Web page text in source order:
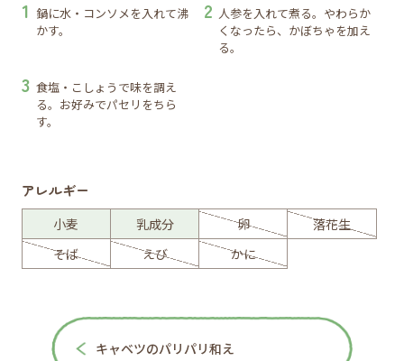
鍋に水・コンソメを入れて沸
かす。
人参を入れて煮る。やわらか
くなったら、かぼちゃを加え
る。
食塩・こしょうで味を調え
る。お好みでパセリをちら
す。
アレルギー
小麦 乳成分 卵
落花生
そば
えび かに
キャベツのパリパリ和え